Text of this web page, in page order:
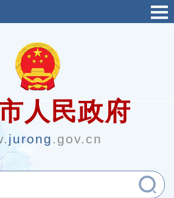
人民政府
jurong .gov.cn